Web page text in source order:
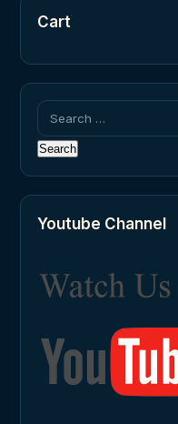
Cart
Search
for:
Youtube Channel